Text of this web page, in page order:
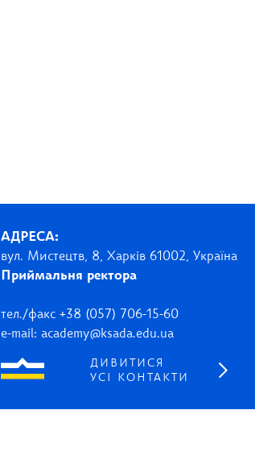
АДРЕСА:
вул. Мистецтв, 8, Харків 61002, Україна
Приймальня ректора
тел./факс +38 (057) 706-15-60
e-mail: academy@ksada.edu.ua
ДИВИТИСЯ
УСІ КОНТАКТИ